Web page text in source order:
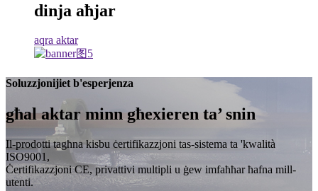
dinja aħjar
aqra aktar
Soluzzjonijiet b'esperjenza
għal aktar minn għexieren ta’ snin
Il-prodotti tagħna kisbu ċertifikazzjoni tas-sistema ta 'kwalità
ISO9001,
Ċertifikazzjoni CE, privattivi multipli u ġew imfaħħar ħafna mill-
utenti.